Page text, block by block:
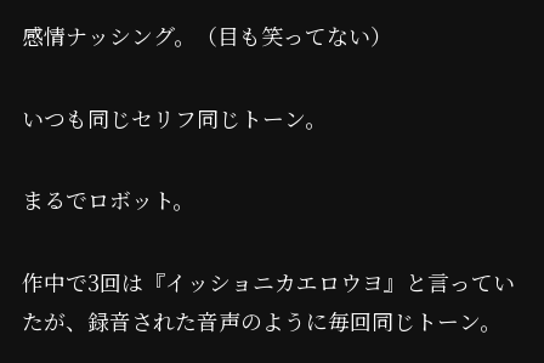
感情ナッシング。（目も笑ってない）
いつも同じセリフ同じトーン。
まるでロボット。
作中で3回は『イッショニカエロウヨ』と言ってい
たが、録音された音声のように毎回同じトーン。